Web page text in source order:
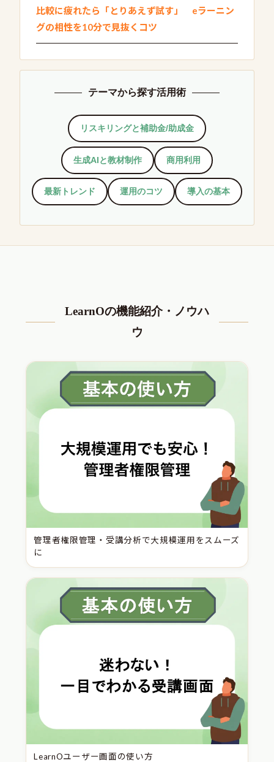
比較に疲れたら「とりあえず試す」 eラーニン
グの相性を10分で見抜くコツ
テーマから探す活用術
リスキリングと補助金/助成金
生成AIと教材制作 商用利用
最新トレンド 運用のコツ 導入の基本
LearnOの機能紹介・ノウハ
ウ
管理者権限管理・受講分析で大規模運用をスムーズ
に
LearnOユーザー画面の使い方